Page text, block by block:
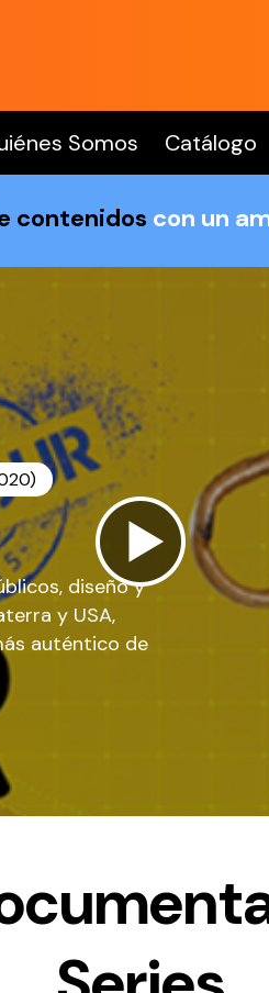
Somos Catálogo
contenidos con un
diseño y
y USA,
auténtico de